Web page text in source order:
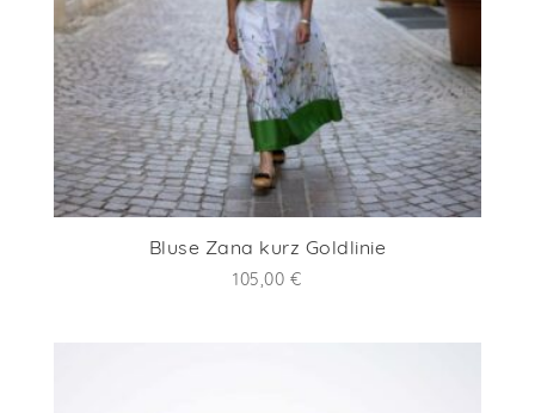
Bluse Zana kurz Goldlinie
105,00 €